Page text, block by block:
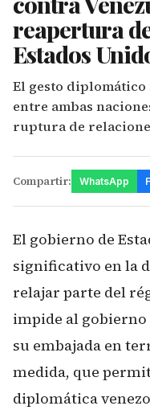
reapertura
Estados
El gesto
entre ambas
ruptura de
Compartir: WhatsApp
El gobierno de
significativo en la
relajar parte del
impide al
su embajada en
medida, que
diplomática